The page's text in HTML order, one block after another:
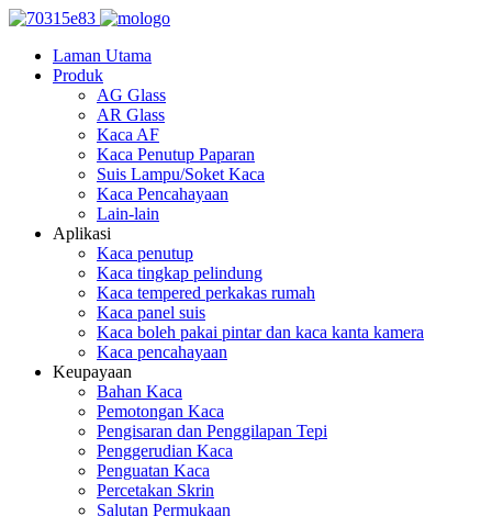
Laman Utama
Produk
AG Glass
AR Glass
Kaca AF
Kaca Penutup Paparan
Suis Lampu/Soket Kaca
Kaca Pencahayaan
Lain-lain
Aplikasi
Kaca penutup
Kaca tingkap pelindung
Kaca tempered perkakas rumah
Kaca panel suis
Kaca boleh pakai pintar dan kaca kanta kamera
Kaca pencahayaan
Keupayaan
Bahan Kaca
Pemotongan Kaca
Pengisaran dan Penggilapan Tepi
Penggerudian Kaca
Penguatan Kaca
Percetakan Skrin
Salutan Permukaan